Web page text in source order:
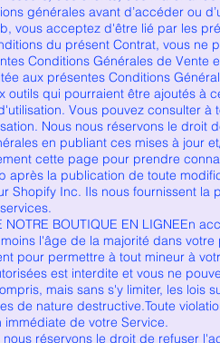
générales avant d’accéder ou
vous acceptez d'être lié par les
du présent Contrat, vous ne
Conditions Générales de Vente
aux présentes Conditions
outils qui pourraient être ajoutés à
Vous pouvez consulter
Nous nous réservons le droit
en publiant ces mises à jour
cette page pour prendre
après la publication de toute
Shopify Inc. Ils nous fournissent
NOTRE BOUTIQUE EN LIGNEEn
l'âge de la majorité dans
pour permettre à tout mineur à
est interdite et vous ne
mais sans s'y limiter, les lois
de nature destructive.Toute
de votre Service.
nous réservons le droit de refuser